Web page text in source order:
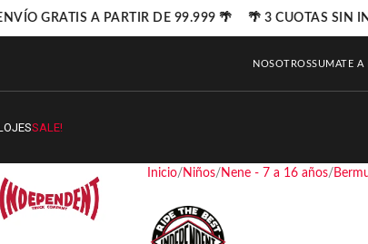
NOSOTROSSUMATE A
SALE!
Inicio Niños Nene - 7 a 16 años
GRATIS A PARTIR DE 99.999 🌴 🌴 3 CUOTAS SIN